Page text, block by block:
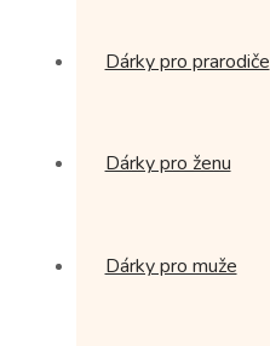
Dárky pro prarodiče
Dárky pro ženu
Dárky pro muže